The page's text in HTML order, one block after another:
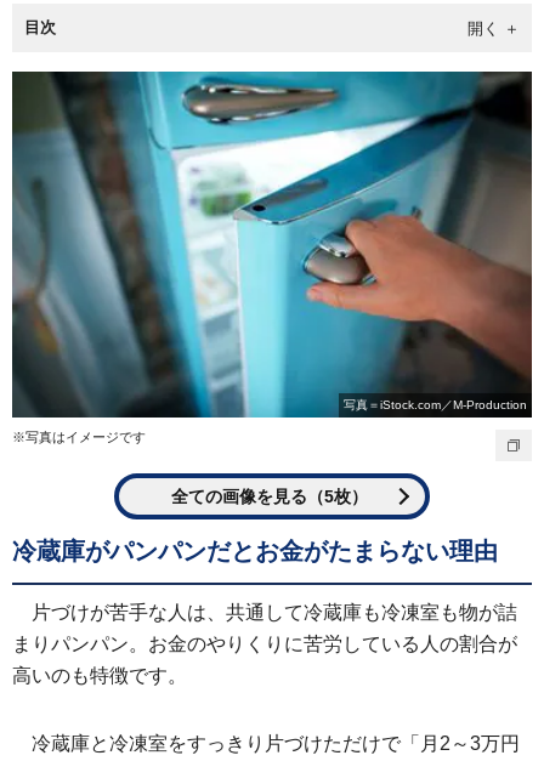
目次
写真＝iStock.com／M-Production
※写真はイメージです
全ての画像を見る（5枚）
冷蔵庫がパンパンだとお金がたまらない理由
片づけが苦手な人は、共通して冷蔵庫も冷凍室も物が詰
まりパンパン。お金のやりくりに苦労している人の割合が
高いのも特徴です。
冷蔵庫と冷凍室をすっきり片づけただけで「月2～3万円